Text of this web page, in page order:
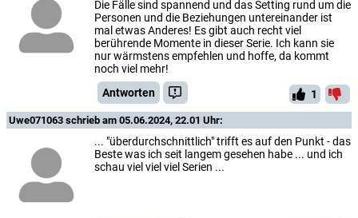
Die Fälle sind spannend und das Setting rund um die
Personen und die Beziehungen untereinander ist
mal etwas Anderes! Es gibt auch recht viel
berührende Momente in dieser Serie. Ich kann sie
nur wärmstens empfehlen und hoffe, da kommt
noch viel mehr!
Antworten
1
Uwe071063 schrieb am 05.06.2024, 22.01 Uhr:
... "überdurchschnittlich" trifft es auf den Punkt - das
Beste was ich seit langem gesehen habe ... und ich
schau viel viel viel Serien ...